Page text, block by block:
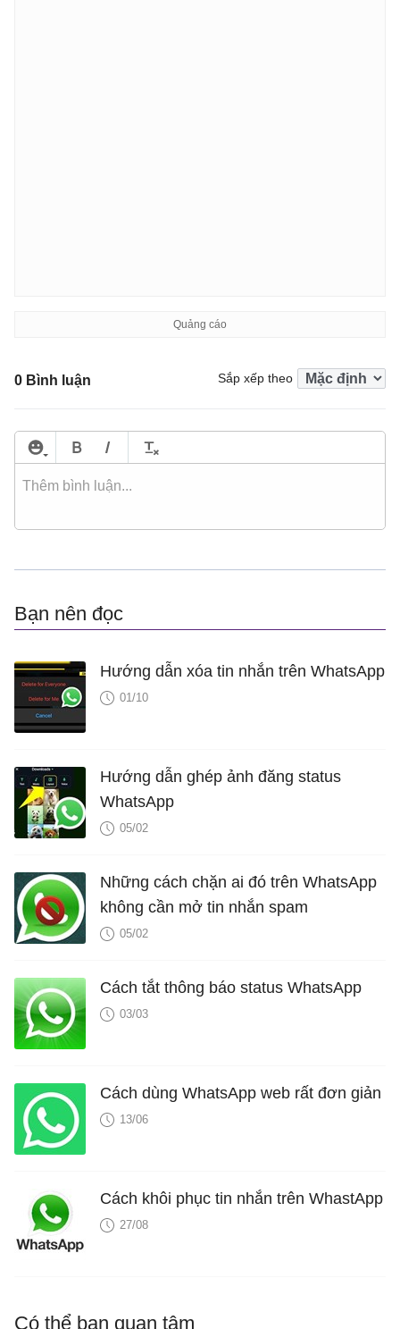
0 Bình luận Sắp xếp theo
Bạn nên đọc
Hướng dẫn xóa tin nhắn trên WhatsApp
01/10
Hướng dẫn ghép ảnh đăng status
WhatsApp
05/02
Những cách chặn ai đó trên WhatsApp
không cần mở tin nhắn spam
05/02
Cách tắt thông báo status WhatsApp
03/03
Cách dùng WhatsApp web rất đơn giản
13/06
Cách khôi phục tin nhắn trên WhastApp
27/08
Có thể bạn quan tâm